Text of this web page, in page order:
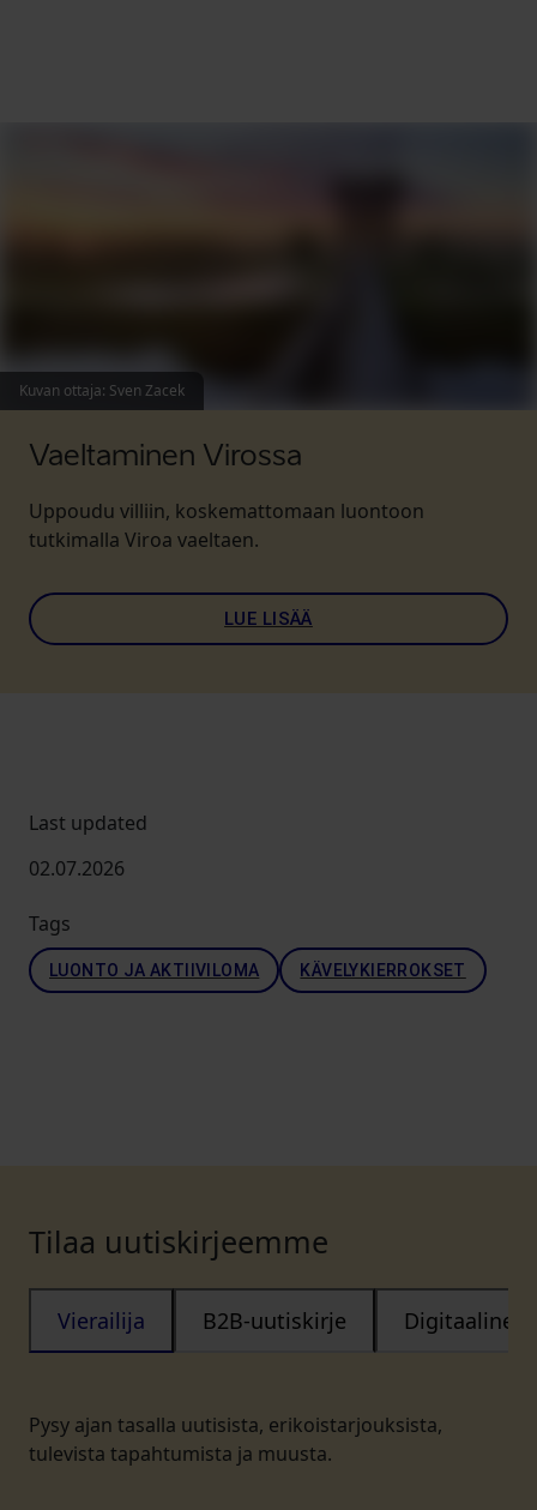
Kuvan ottaja: Sven Zacek
Vaeltaminen Virossa
Uppoudu villiin, koskemattomaan luontoon
tutkimalla Viroa vaeltaen.
LUE LISÄÄ
Last updated
02.07.2026
Tags
LUONTO JA AKTIIVILOMA KÄVELYKIERROKSET
Tilaa uutiskirjeemme
Pysy ajan tasalla uutisista, erikoistarjouksista,
tulevista tapahtumista ja muusta.
Vierailija B2B-uutiskirje Digitaalinen